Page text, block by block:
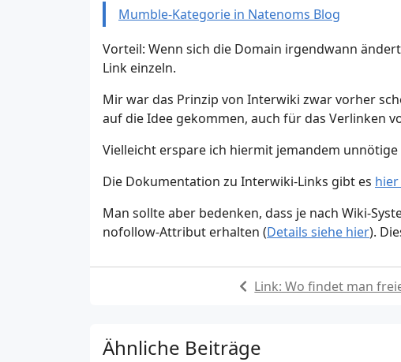
Mumble-Kategorie in Natenoms Blog
Vorteil: Wenn sich die Domain irgendwann
Link einzeln.
Mir war das Prinzip von Interwiki zwar vorher
auf die Idee gekommen, auch für das Verlinken
Vielleicht erspare ich hiermit jemandem unnötige
Die Dokumentation zu Interwiki-Links gibt es
Man sollte aber bedenken, dass je nach Wiki-
nofollow-Attribut erhalten (Details siehe hier).
Link: Wo findet man
Ähnliche Beiträge